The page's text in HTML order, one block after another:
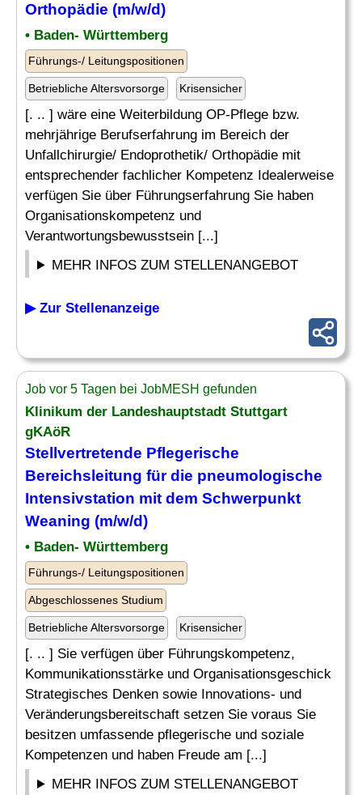
Orthopädie (m/w/d)
• Baden- Württemberg
Führungs-/ Leitungspositionen
Betriebliche Altersvorsorge Krisensicher
[. .. ] wäre eine Weiterbildung OP-Pflege bzw.
mehrjährige Berufserfahrung im Bereich der
Unfallchirurgie/ Endoprothetik/ Orthopädie mit
entsprechender fachlicher Kompetenz Idealerweise
verfügen Sie über Führungserfahrung Sie haben
Organisationskompetenz und
Verantwortungsbewusstsein [...]
MEHR INFOS ZUM STELLENANGEBOT
▶ Zur Stellenanzeige
Job vor 5 Tagen bei JobMESH gefunden
Klinikum der Landeshauptstadt Stuttgart
gKAöR
Stellvertretende Pflegerische
Bereichsleitung für die pneumologische
Intensivstation mit dem Schwerpunkt
Weaning (m/w/d)
• Baden- Württemberg
Führungs-/ Leitungspositionen
Abgeschlossenes Studium
Betriebliche Altersvorsorge Krisensicher
[. .. ] Sie verfügen über Führungskompetenz,
Kommunikationsstärke und Organisationsgeschick
Strategisches Denken sowie Innovations- und
Veränderungsbereitschaft setzen Sie voraus Sie
besitzen umfassende pflegerische und soziale
Kompetenzen und haben Freude am [...]
MEHR INFOS ZUM STELLENANGEBOT